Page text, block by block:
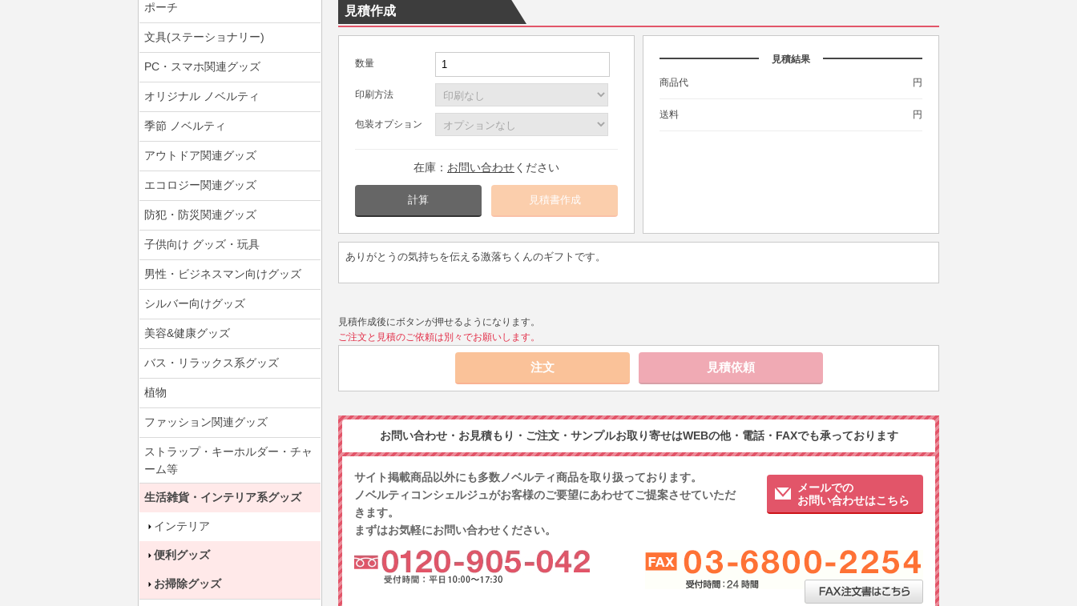
ポーチ
文具(ステーショナリー)
PC・スマホ関連グッズ
オリジナル ノベルティ
季節 ノベルティ
アウトドア関連グッズ
エコロジー関連グッズ
防犯・防災関連グッズ
子供向け グッズ・玩具
男性・ビジネスマン向けグッズ
シルバー向けグッズ
美容&健康グッズ
バス・リラックス系グッズ
植物
ファッション関連グッズ
ストラップ・キーホルダー・チャ
ーム等
生活雑貨・インテリア系グッズ
インテリア
便利グッズ
お掃除グッズ
見積作成
数量
印刷方法
包装オプション
在庫： お問い合わせください
計算
見積結果
商品代 円
送料 円
ありがとうの気持ちを伝える激落ちくんのギフトです。
見積作成後にボタンが押せるようになります。
ご注文と見積のご依頼は別々でお願いします。
お問い合わせ・お見積もり・ご注文・サンプルお取り寄せはWEBの他・電話・FAXでも承っております
サイト掲載商品以外にも多数ノベルティ商品を取り扱っております。
ノベルティコンシェルジュがお客様のご要望にあわせてご提案させていただ
きます。
まずはお気軽にお問い合わせください。
メールでの
お問い合わせはこちら